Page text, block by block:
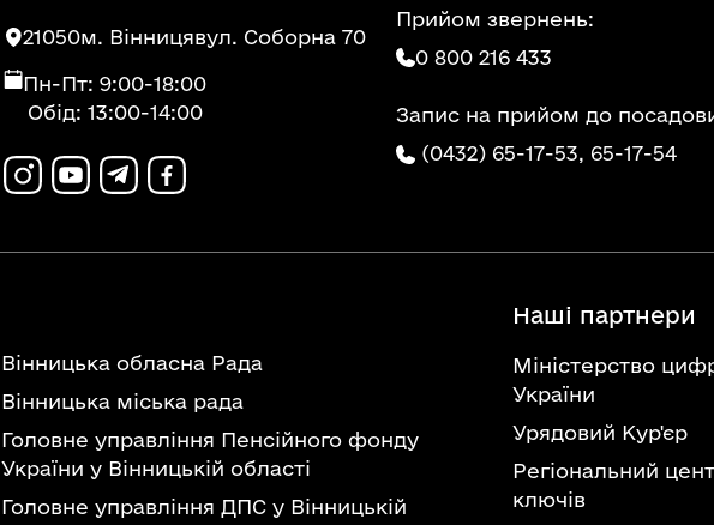
21050м. Вінницявул. Соборна 70
Пн-Пт: 9:00-18:00
Обід: 13:00-14:00
Прийом звернень:
0 800 216 433
Запис на прийом до
(0432) 65-17-53, 65-17-54
Вінницька обласна Рада
Вінницька міська рада
Головне управління Пенсійного фонду
України у Вінницькій області
Головне управління ДПС у Вінницькій
Наші партнери
Міністерство
України
Урядовий Кур'єр
Регіональний
ключів